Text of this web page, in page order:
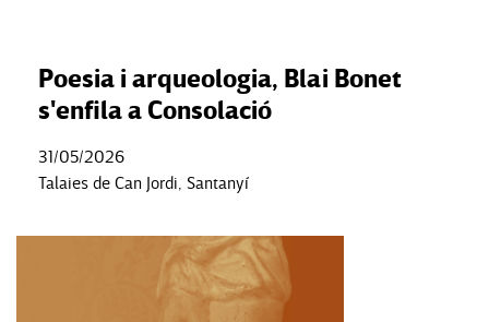
Poesia i arqueologia, Blai Bonet
s'enfila a Consolació
31/05/2026
Talaies de Can Jordi, Santanyí